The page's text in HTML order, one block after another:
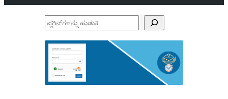
ಪ್ಲಗಿನ್‌ಗಳನ್ನು